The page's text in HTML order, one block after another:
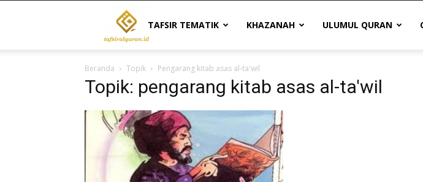
Tafsir
Al
Quran
|
TAFSIR TEMATIK KHAZANAH ULUMUL QURAN
Beranda Topik Pengarang kitab asas al-ta'wil
Topik: pengarang kitab asas al-ta'wil